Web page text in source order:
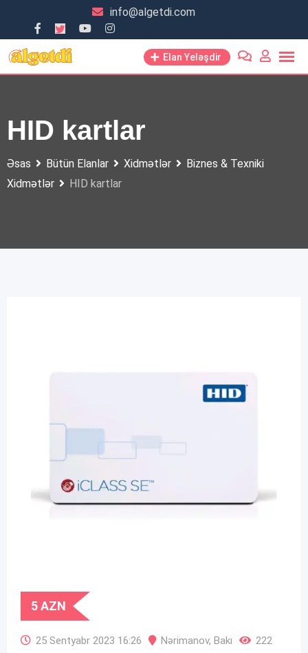
content
info@algetdi.com
Elan Yeləşdir
HID kartlar
Əsas Bütün Elanlar Xidmətlər
Biznes & Texniki
Xidmətlər
HID kartlar
5AZN
25 Sentyabr 2023 16:26 Nərimanov, Bakı
222